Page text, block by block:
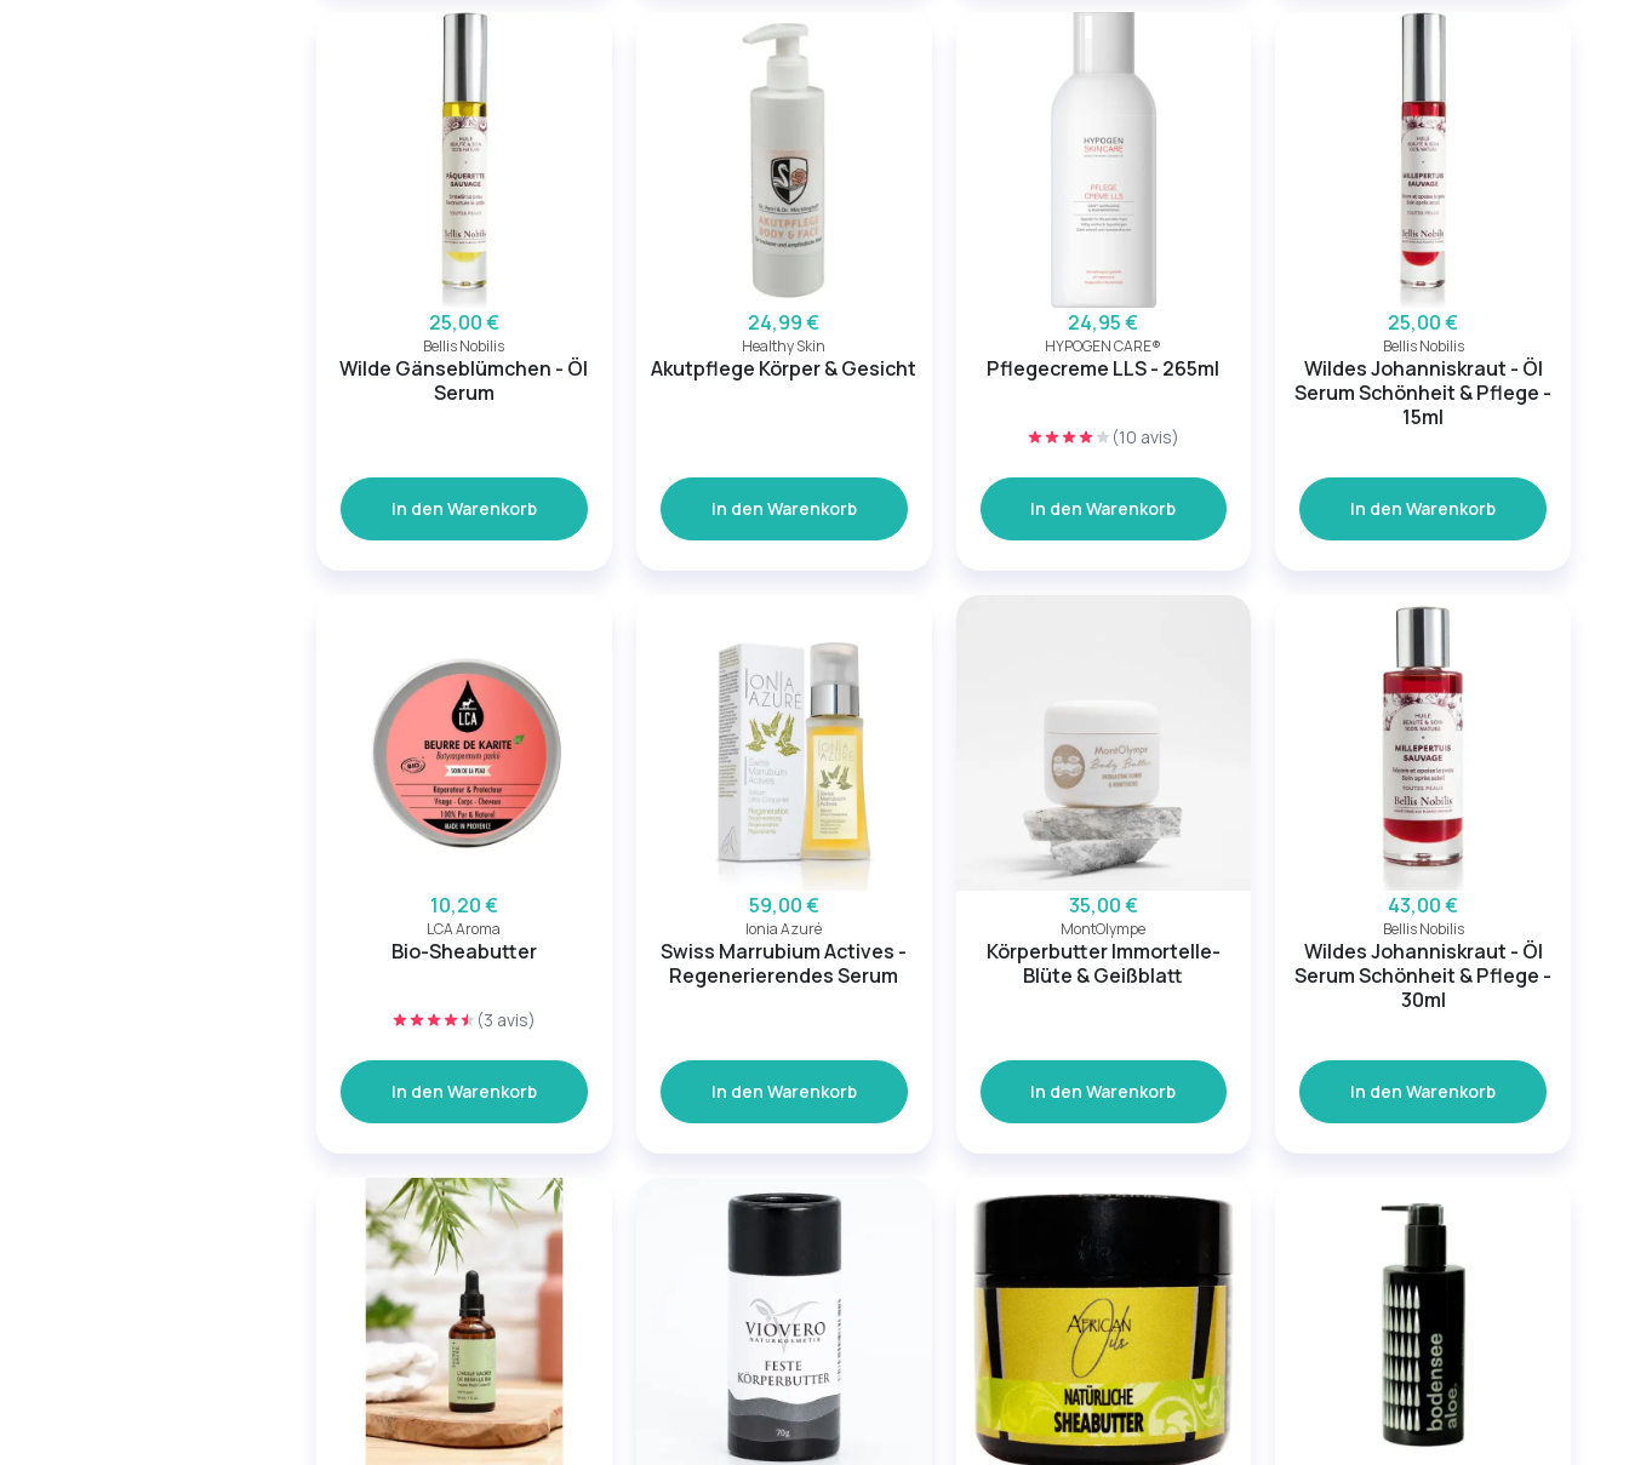
25,00 €
Bellis Nobilis
Wilde Gänseblümchen - Öl
Serum
In den Warenkorb
24,99 €
Healthy Skin
Akutpflege Körper & Gesicht
In den Warenkorb
24,95 €
HYPOGEN CARE®
Pflegecreme LLS - 265ml
(10 avis)
In den Warenkorb
25,00 €
Bellis Nobilis
Wildes Johanniskraut - Öl
Serum Schönheit & Pflege -
15ml
In den Warenkorb
10,20 €
LCA Aroma
Bio-Sheabutter
(3 avis)
In den Warenkorb
59,00 €
Ionia Azuré
Swiss Marrubium Actives -
Regenerierendes Serum
In den Warenkorb
35,00 €
MontOlympe
Körperbutter Immortelle-
Blüte & Geißblatt
In den Warenkorb
43,00 €
Bellis Nobilis
Wildes Johanniskraut - Öl
Serum Schönheit & Pflege -
30ml
In den Warenkorb